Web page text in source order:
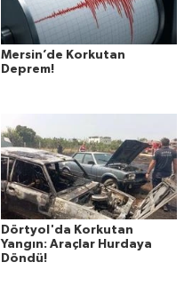
Mersin’de Korkutan
Deprem!
Dörtyol'da Korkutan
Yangın: Araçlar Hurdaya
Döndü!